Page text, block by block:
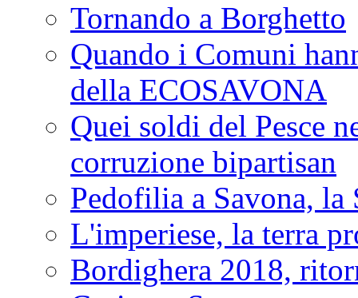
Tornando a Borghetto
Quando i Comuni
della ECOSAVONA
Quei soldi del Pesce
corruzione bipartisan
Pedofilia a Savona, la
L'imperiese, la terra
Bordighera 2018,